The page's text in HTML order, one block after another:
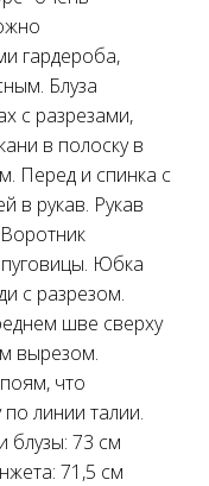
гардероба,
Блуза
с разрезами,
в полоску в
Перед и спинка с
в рукав. Рукав
Юбка
с разрезом.
шве сверху
вырезом.
что
линии талии.
блузы: 73 см
71,5 см